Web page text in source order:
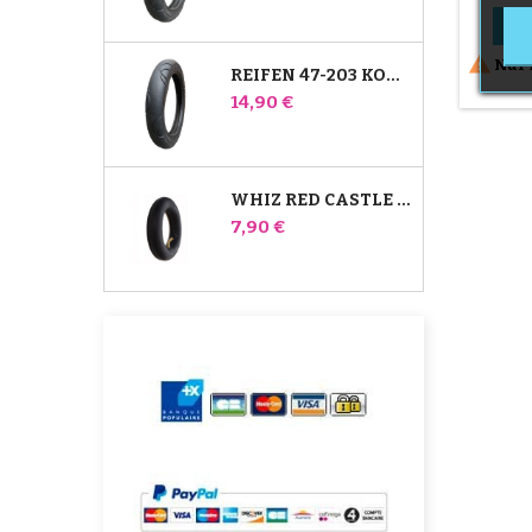
REIFEN 47-203 KOMPATIBEL MIT BUGABOO DONKEY KINDERWAGEN - FÜR HINTERRAD
Preis
14,90 €
WHIZ RED CASTLE HINTERES INNENROHR
Preis
7,90 €
%
 Nur